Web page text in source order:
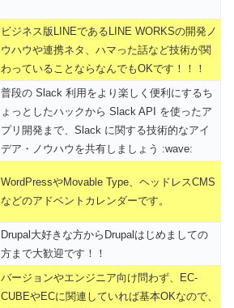
ビジネス版LINEであるLINE WORKSの開発ノ
ウハウや連携ネタ、ハマった話など技術が関
わっていることならなんでもOKです！！！
普段の Slack 利用をより楽しく便利にするち
ょっとしたハックから Slack API を使ったア
プリ開発まで、Slack に関する技術的なアイ
デア・ノウハウを共有しましょう :wave:
WordPressやMovable Type、ヘッドレスCMS
などのアドベントカレンダーです。
Drupal大好きな方からDrupalはじめましての
方まで大歓迎です！！
バージョンやエンジニア向け問わず、EC-
CUBEやECに関連していれば基本OKなので、